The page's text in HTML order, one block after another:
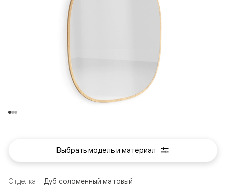
Выбрать модель и материал
Отделка Дуб соломенный матовый